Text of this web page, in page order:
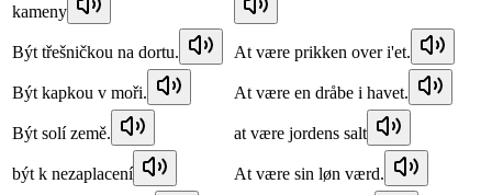
kameny
Být třešničkou na dortu. At være prikken over i'et.
Být kapkou v moři. At være en dråbe i havet.
Být solí země. at være jordens salt
být k nezaplacení At være sin løn værd.